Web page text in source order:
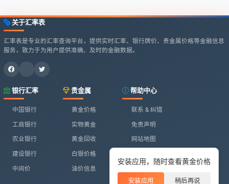
安装应用，随时查看黄金价格
安装应用 稍后再说
关于汇率表
汇率表是专业的汇率查询平台，提供实时汇率、银行牌价、贵金属价格等金融信息
服务，致力于为用户提供准确、及时的金融数据。
银行汇率
中国银行
工商银行
农业银行
建设银行
中间价
贵金属
黄金价格
实物黄金
黄金回收
白银价格
油价信息
帮助中心
联系 & 纠错
免责声明
网站地图